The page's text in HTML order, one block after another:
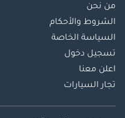
من نحن
الشروط والأحكام
السياسة الخاصة
تسجيل دخول
اعلن معنا
تجار السيارات